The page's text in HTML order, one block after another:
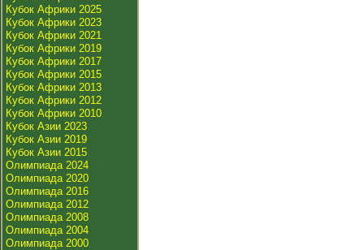
Кубок Африки 2025
Кубок Африки 2023
Кубок Африки 2021
Кубок Африки 2019
Кубок Африки 2017
Кубок Африки 2015
Кубок Африки 2013
Кубок Африки 2012
Кубок Африки 2010
Кубок Азии 2023
Кубок Азии 2019
Кубок Азии 2015
Олимпиада 2024
Олимпиада 2020
Олимпиада 2016
Олимпиада 2012
Олимпиада 2008
Олимпиада 2004
Олимпиада 2000